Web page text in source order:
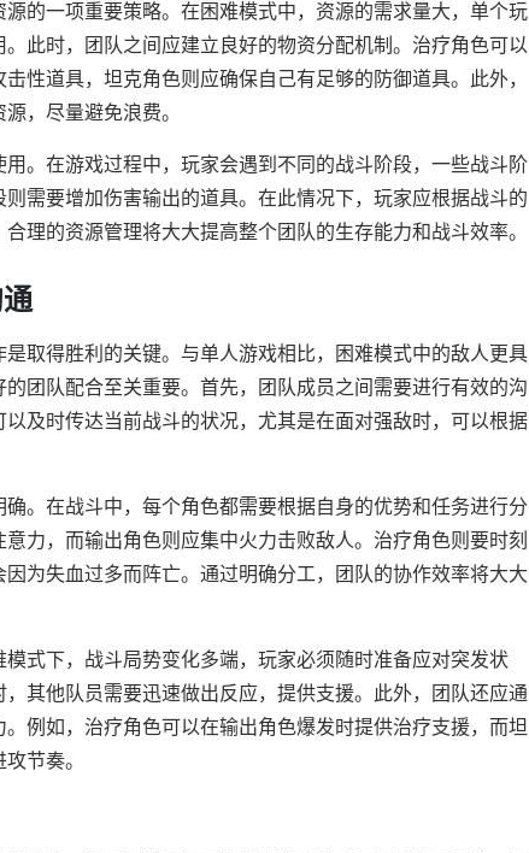
的一项重要策略。在困难模式中，资源的需求量大，单个玩
此时，团队之间应建立良好的物资分配机制。治疗角色可以
性道具，坦克角色则应确保自己有足够的防御道具。此外，
，尽量避免浪费。
。在游戏过程中，玩家会遇到不同的战斗阶段，一些战斗阶
需要增加伤害输出的道具。在此情况下，玩家应根据战斗的
理的资源管理将大大提高整个团队的生存能力和战斗效率。
取得胜利的关键。与单人游戏相比，困难模式中的敌人更具
团队配合至关重要。首先，团队成员之间需要进行有效的沟
及时传达当前战斗的状况，尤其是在面对强敌时，可以根据
。在战斗中，每个角色都需要根据自身的优势和任务进行分
力，而输出角色则应集中火力击败敌人。治疗角色则要时刻
为失血过多而阵亡。通过明确分工，团队的协作效率将大大
式下，战斗局势变化多端，玩家必须随时准备应对突发状
其他队员需要迅速做出反应，提供支援。此外，团队还应通
例如，治疗角色可以在输出角色爆发时提供治疗支援，而坦
节奏。